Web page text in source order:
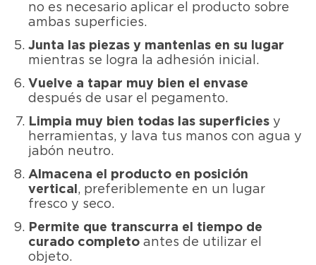
no es necesario aplicar el producto sobre
ambas superficies.
Junta las piezas y mantenlas en su lugar
mientras se logra la adhesión inicial.
Vuelve a tapar muy bien el envase
después de usar el pegamento.
Limpia muy bien todas las superficies y
herramientas, y lava tus manos con agua y
jabón neutro.
Almacena el producto en posición
vertical , preferiblemente en un lugar
fresco y seco.
Permite que transcurra el tiempo de
curado completo antes de utilizar el
objeto.